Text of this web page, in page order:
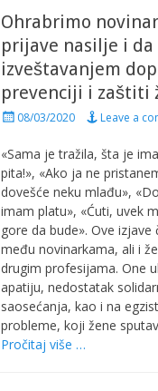
Ohrabrimo
prijave nasilje i da
izveštavanjem
prevenciji i zaštiti
P
s
e
d
o
n
08/03/2020 Leave a
«Sama je tražila, šta je
pita!», «Ako ja ne
dovešće neku mlađu»,
imam platu», «Ćuti, uvek
gore da bude». Ove izjave
među novinarkama, ali i
drugim profesijama. One
apatiju, nedostatak
saosećanja, kao i na
probleme, koji žene
Pročitaj više …